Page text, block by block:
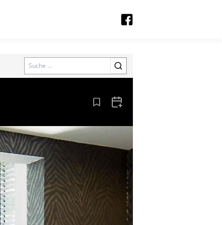
Search
Aus den Lesezeichen entfernen
Zum Kalender hinzufügen